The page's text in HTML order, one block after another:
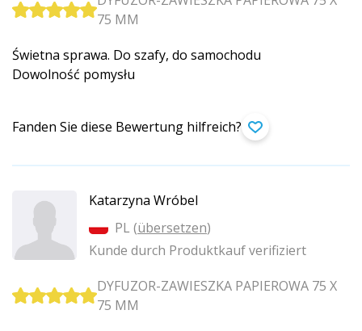
75 MM
Świetna sprawa. Do szafy, do samochodu
Dowolność pomysłu
Fanden Sie diese Bewertung hilfreich?
Katarzyna Wróbel
PL (übersetzen)
Kunde durch Produktkauf verifiziert
DYFUZOR-ZAWIESZKA PAPIEROWA 75 X
75 MM